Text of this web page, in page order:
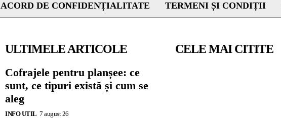
ACORD DE CONFIDENȚIALITATE TERMENI ȘI CONDIȚII
ULTIMELE ARTICOLE
Cofrajele pentru planșee: ce
sunt, ce tipuri există și cum se
aleg
INFO UTIL 7 august 26
CELE MAI CITITE